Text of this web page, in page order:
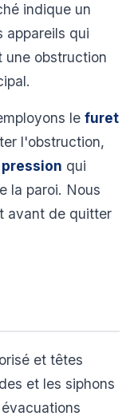
indique un
appareils qui
une obstruction
le furet
l'obstruction,
qui
la paroi. Nous
avant de quitter
et têtes
et les siphons